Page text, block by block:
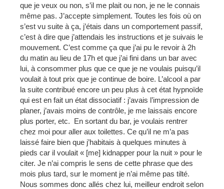
que je veux ou non, s’il me plait ou non, je ne le connais
même pas. J’accepte simplement. Toutes les fois où on
s’est vu suite à ça, j’étais dans un comportement passif,
c’est à dire que j’attendais les instructions et je suivais le
mouvement. C’est comme ça que j’ai pu le revoir à 2h
du matin au lieu de 17h et que j’ai fini dans un bar avec
lui, à consommer plus que ce que je ne voulais puisqu’il
voulait à tout prix que je continue de boire. L’alcool a par
la suite contribué encore un peu plus à cet état hypnoïde
qui est en fait un état dissociatif : j’avais l’impression de
planer, j’avais moins de contrôle, je me laissais encore
plus porter, etc. En sortant du bar, je voulais rentrer
chez moi pour aller aux toilettes. Ce qu’il ne m’a pas
laissé faire bien que j’habitais à quelques minutes à
pieds car il voulait « [me] kidnapper pour la nuit » pour le
citer. Je n’ai compris le sens de cette phrase que des
mois plus tard, sur le moment je n’ai même pas tilté.
Nous sommes donc allés chez lui, meilleur endroit selon